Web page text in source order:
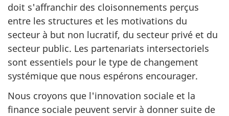
doit s'affranchir des cloisonnements perçus
entre les structures et les motivations du
secteur à but non lucratif, du secteur privé et du
secteur public. Les partenariats intersectoriels
sont essentiels pour le type de changement
systémique que nous espérons encourager.
Nous croyons que l'innovation sociale et la
finance sociale peuvent servir à donner suite de